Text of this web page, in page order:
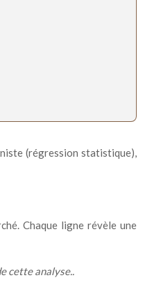
(régression statistique),
Chaque ligne révèle une
cette analyse..